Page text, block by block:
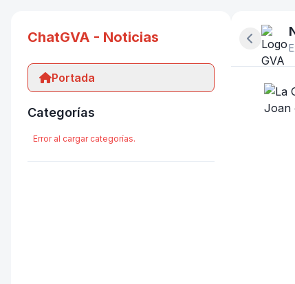
ChatGVA - Noticias
Portada
Categorías
Error al cargar categorías.
Ocultar